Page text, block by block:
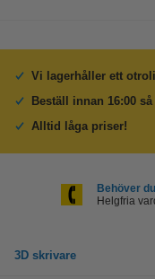
Vi lagerhåller ett
Beställ innan 16:00
Alltid låga priser!
Behöver
Helgfria
3D skrivare